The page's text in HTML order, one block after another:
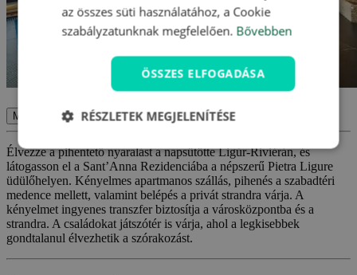
Megerősítés
Élvezze a pihentető nyaralást a napsütötte Ligúr-Riviérán, és
látogasson el a Sant’Anna Rezidenciába a népszerű Pietra Ligure
üdülőhelyen. Kényelmes apartmanos szállás, pihenés a szabadtéri
medence mellett, valamint belépés a privát strandra várja. A
kényelmet ingyenes transzfer biztosítja a városközpontba és a
strandra. A családokat játszótér is várja, ahol a legkisebbek
gondtalanul élvezhetik a szórakozást.
az összes süti használatához, a Cookie
szabályzatunknak megfelelően. Bővebben
ÖSSZES ELFOGADÁSA
RÉSZLETEK MEGJELENÍTÉSE